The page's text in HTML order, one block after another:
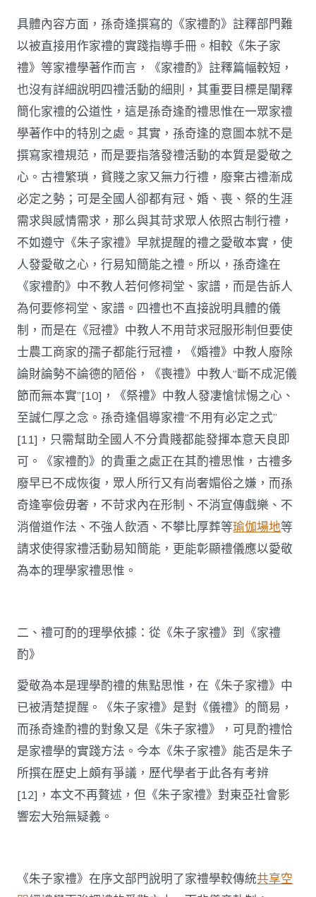
具體內容方面，孫奇逢撰寫的《家禮酌》註釋部門難
以被直接用作家禮的實踐指導手冊。相較《朱子家
禮》等家禮學著作而言，《家禮酌》註釋篇幅較短，
也沒有詳細說明四禮活動的細則，其重要目標是闡釋
簡化家禮的公道性，這是孫奇逢酌禮思惟在一眾家禮
學著作中的特別之處。其實，孫奇逢的意圖本就不是
撰寫家禮規范，而是要指落發禮活動的本質是愛敬之
心。古禮繁瑣，貧賤之家又無力行禮，廢棄古禮漸成
必定之勢；可是全國人卻都有冠、婚、喪、祭的生涯
需求與感情需求，那么與其苛求眾人依照古制行禮，
不如遵守《朱子家禮》早就提醒的禮之愛敬本實，使
人發愛敬之心，行易知簡能之禮。所以，孫奇逢在
《家禮酌》中不教人若何修祠堂、家譜，而是告訴人
為何要修祠堂、家譜。四禮也不直接說明具體的儀
制，而是在《冠禮》中教人不用苛求冠服形制但要使
士農工商家的孺子都能行冠禮，《婚禮》中教人廢除
論財論勢不論德的陋俗，《喪禮》中教人“斷不成泥儀
節而無本實”[10]，《祭禮》中教人發凄愴怵惕之心、
至誠仁厚之念。孫奇逢倡導家禮“不用有必定之式”
[11]，只需幫助全國人不分貴賤都能發揮本意天良即
可。《家禮酌》的貴重之處正在其酌禮思惟，古禮多
廢早已不成恢復，眾人所行又有尚奢媚俗之嫌，而孫
奇逢寧儉毋奢，不苛求內在形制、不消宣傳戲樂、不
消僧道作法、不強人飲酒、不攀比厚葬等瑜伽場地等
請求使得家禮活動易知簡能，更能彰顯禮儀應以愛敬
為本的理學家禮思惟。
二、禮可酌的理學依據：從《朱子家禮》到《家禮
酌》
愛敬為本是理學酌禮的焦點思惟，在《朱子家禮》中
已被清楚提醒。《朱子家禮》是對《儀禮》的簡易，
而孫奇逢酌禮的對象又是《朱子家禮》，可見酌禮恰
是家禮學的實踐方法。今本《朱子家禮》能否是朱子
所撰在歷史上頗有爭議，歷代學者于此各有考辨
[12]，本文不再贅述，但《朱子家禮》對東亞社會影
響宏大殆無疑義。
《朱子家禮》在序文部門說明了家禮學較傳統共享空